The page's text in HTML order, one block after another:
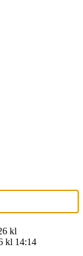
kl
kl 14:14